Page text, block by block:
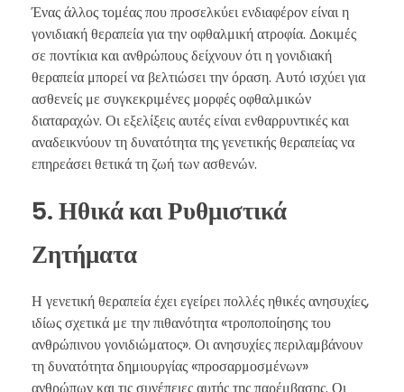
Ένας άλλος τομέας που προσελκύει ενδιαφέρον είναι η
γονιδιακή θεραπεία για την οφθαλμική ατροφία. Δοκιμές
σε ποντίκια και ανθρώπους δείχνουν ότι η γονιδιακή
θεραπεία μπορεί να βελτιώσει την όραση. Αυτό ισχύει για
ασθενείς με συγκεκριμένες μορφές οφθαλμικών
διαταραχών. Οι εξελίξεις αυτές είναι ενθαρρυντικές και
αναδεικνύουν τη δυνατότητα της γενετικής θεραπείας να
επηρεάσει θετικά τη ζωή των ασθενών.
5. Ηθικά και Ρυθμιστικά
Ζητήματα
Η γενετική θεραπεία έχει εγείρει πολλές ηθικές ανησυχίες,
ιδίως σχετικά με την πιθανότητα «τροποποίησης του
ανθρώπινου γονιδιώματος». Οι ανησυχίες περιλαμβάνουν
τη δυνατότητα δημιουργίας «προσαρμοσμένων»